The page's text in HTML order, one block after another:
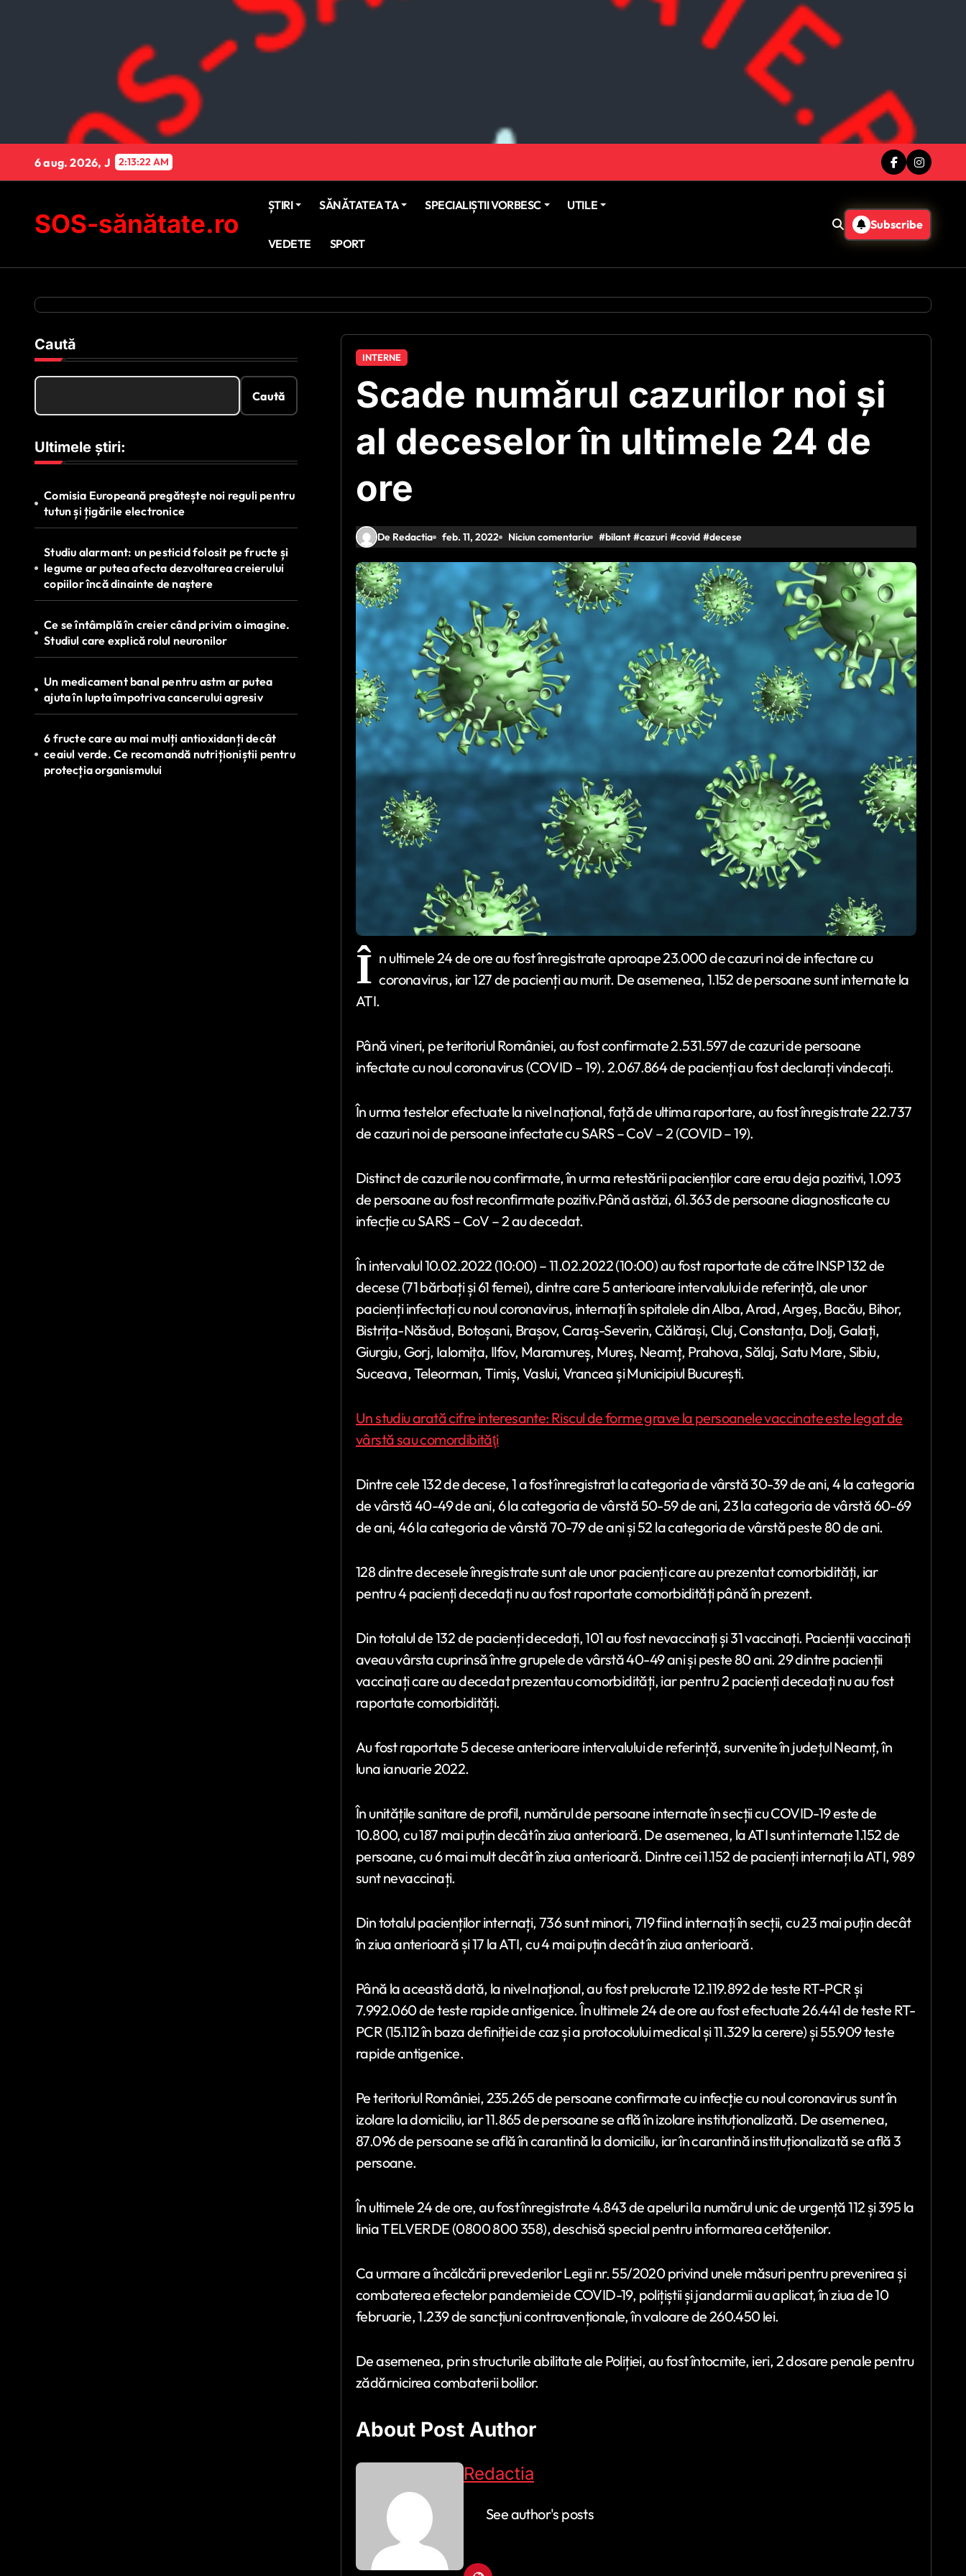
6 aug. 2026, J 2:13:23 AM
SOS-sănătate.ro
ȘTIRI SĂNĂTATEA TA SPECIALIȘTII VORBESC UTILE
VEDETE SPORT
Subscribe
Caută
Caută
Ultimele știri:
Comisia Europeană pregătește noi reguli pentru
tutun și țigările electronice
Studiu alarmant: un pesticid folosit pe fructe și
legume ar putea afecta dezvoltarea creierului
copiilor încă dinainte de naștere
Ce se întâmplă în creier când privim o imagine.
Studiul care explică rolul neuronilor
Un medicament banal pentru astm ar putea
ajuta în lupta împotriva cancerului agresiv
6 fructe care au mai mulți antioxidanți decât
ceaiul verde. Ce recomandă nutriționiștii pentru
protecția organismului
INTERNE
Scade numărul cazurilor noi și
al deceselor în ultimele 24 de
ore
De Redactia feb. 11, 2022 Niciun comentariu #bilant #cazuri #covid #decese
Î n ultimele 24 de ore au fost înregistrate aproape 23.000 de cazuri noi de infectare cu
coronavirus, iar 127 de pacienți au murit. De asemenea, 1.152 de persoane sunt internate la
ATI.
Până vineri, pe teritoriul României, au fost confirmate 2.531.597 de cazuri de persoane
infectate cu noul coronavirus (COVID – 19). 2.067.864 de pacienți au fost declarați vindecați.
În urma testelor efectuate la nivel național, față de ultima raportare, au fost înregistrate 22.737
de cazuri noi de persoane infectate cu SARS – CoV – 2 (COVID – 19).
Distinct de cazurile nou confirmate, în urma retestării pacienților care erau deja pozitivi, 1.093
de persoane au fost reconfirmate pozitiv.Până astăzi, 61.363 de persoane diagnosticate cu
infecție cu SARS – CoV – 2 au decedat.
În intervalul 10.02.2022 (10:00) – 11.02.2022 (10:00) au fost raportate de către INSP 132 de
decese (71 bărbați și 61 femei), dintre care 5 anterioare intervalului de referință, ale unor
pacienți infectați cu noul coronavirus, internați în spitalele din Alba, Arad, Argeș, Bacău, Bihor,
Bistrița-Năsăud, Botoșani, Brașov, Caraș-Severin, Călărași, Cluj, Constanța, Dolj, Galați,
Giurgiu, Gorj, Ialomița, Ilfov, Maramureș, Mureș, Neamț, Prahova, Sălaj, Satu Mare, Sibiu,
Suceava, Teleorman, Timiș, Vaslui, Vrancea și Municipiul București.
Un studiu arată cifre interesante: Riscul de forme grave la persoanele vaccinate este legat de
vârstă sau comordibităţi
Dintre cele 132 de decese, 1 a fost înregistrat la categoria de vârstă 30-39 de ani, 4 la categoria
de vârstă 40-49 de ani, 6 la categoria de vârstă 50-59 de ani, 23 la categoria de vârstă 60-69
de ani, 46 la categoria de vârstă 70-79 de ani și 52 la categoria de vârstă peste 80 de ani.
128 dintre decesele înregistrate sunt ale unor pacienți care au prezentat comorbidități, iar
pentru 4 pacienți decedați nu au fost raportate comorbidități până în prezent.
Din totalul de 132 de pacienți decedați, 101 au fost nevaccinați și 31 vaccinați. Pacienții vaccinați
aveau vârsta cuprinsă între grupele de vârstă 40-49 ani și peste 80 ani. 29 dintre pacienții
vaccinați care au decedat prezentau comorbidități, iar pentru 2 pacienți decedați nu au fost
raportate comorbidități.
Au fost raportate 5 decese anterioare intervalului de referință, survenite în județul Neamț, în
luna ianuarie 2022.
În unitățile sanitare de profil, numărul de persoane internate în secții cu COVID-19 este de
10.800, cu 187 mai puțin decât în ziua anterioară. De asemenea, la ATI sunt internate 1.152 de
persoane, cu 6 mai mult decât în ziua anterioară. Dintre cei 1.152 de pacienți internați la ATI, 989
sunt nevaccinați.
Din totalul pacienților internați, 736 sunt minori, 719 fiind internați în secții, cu 23 mai puțin decât
în ziua anterioară și 17 la ATI, cu 4 mai puțin decât în ziua anterioară.
Până la această dată, la nivel național, au fost prelucrate 12.119.892 de teste RT-PCR și
7.992.060 de teste rapide antigenice. În ultimele 24 de ore au fost efectuate 26.441 de teste RT-
PCR (15.112 în baza definiției de caz și a protocolului medical și 11.329 la cerere) și 55.909 teste
rapide antigenice.
Pe teritoriul României, 235.265 de persoane confirmate cu infecție cu noul coronavirus sunt în
izolare la domiciliu, iar 11.865 de persoane se află în izolare instituționalizată. De asemenea,
87.096 de persoane se află în carantină la domiciliu, iar în carantină instituționalizată se află 3
persoane.
În ultimele 24 de ore, au fost înregistrate 4.843 de apeluri la numărul unic de urgență 112 și 395 la
linia TELVERDE (0800 800 358), deschisă special pentru informarea cetățenilor.
Ca urmare a încălcării prevederilor Legii nr. 55/2020 privind unele măsuri pentru prevenirea și
combaterea efectelor pandemiei de COVID-19, polițiștii și jandarmii au aplicat, în ziua de 10
februarie, 1.239 de sancțiuni contravenționale, în valoare de 260.450 lei.
De asemenea, prin structurile abilitate ale Poliției, au fost întocmite, ieri, 2 dosare penale pentru
zădărnicirea combaterii bolilor.
About Post Author
Redactia
See author's posts